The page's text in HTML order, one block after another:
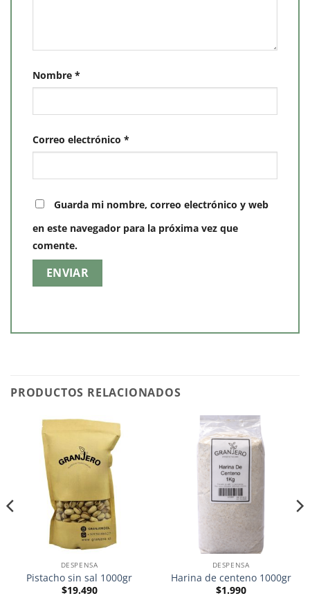
Nombre *
Correo electrónico *
Guarda mi nombre, correo electrónico y web
en este navegador para la próxima vez que
comente.
PRODUCTOS RELACIONADOS
DESPENSA
Pistacho sin sal 1000gr
$19.490
DESPENSA
Harina de centeno 1000gr
$1.990